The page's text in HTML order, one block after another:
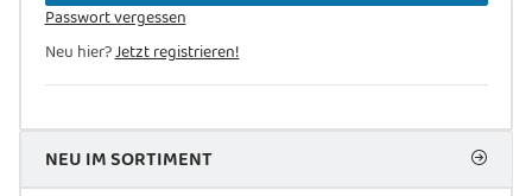
Passwort vergessen
Neu hier?Jetzt registrieren!
NEU IM SORTIMENT